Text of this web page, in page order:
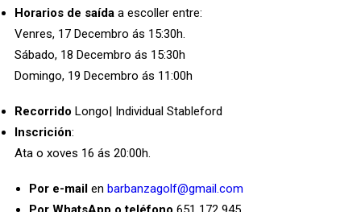
Horarios de saída a escoller entre:
Venres, 17 Decembro ás 15:30h.
Sábado, 18 Decembro ás 15:30h
Domingo, 19 Decembro ás 11:00h
Recorrido Longo| Individual Stableford
Inscrición:
Ata o xoves 16 ás 20:00h.
Por e-mail en barbanzagolf@gmail.com